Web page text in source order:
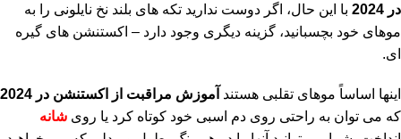
در 2024
با این حال، اگر دوست ندارید تکه های بلند نخ نایلونی را به
موهای خود بچسبانید، گزینه دیگری وجود دارد – اکستنشن های گیره
ای.
اینها اساساً موهای تقلبی هستند آموزش مراقبت از اکستنشن در 2024
که می توان به راحتی روی دم اسبی خود کوتاه کرد یا روی شانه